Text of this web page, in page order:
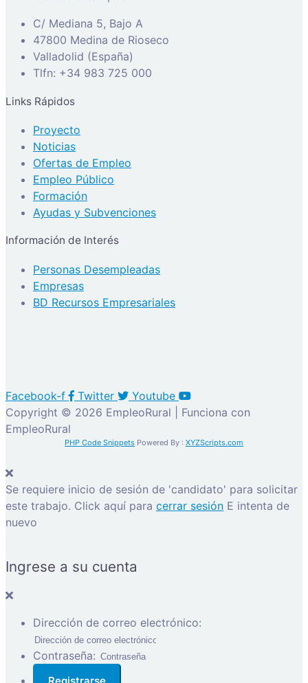
C/ Mediana 5, Bajo A
47800 Medina de Rioseco
Valladolid (España)
Tlfn: +34 983 725 000
Links Rápidos
Proyecto
Noticias
Ofertas de Empleo
Empleo Público
Formación
Ayudas y Subvenciones
Información de Interés
Personas Desempleadas
Empresas
BD Recursos Empresariales
Facebook-f Twitter
Youtube
Copyright © 2026 EmpleoRural | Funciona con
EmpleoRural
PHP Code Snippets Powered By : XYZScripts.com
Se requiere inicio de sesión de 'candidato' para solicitar
este trabajo. Click aquí para cerrar sesión E intenta de
nuevo
Ingrese a su cuenta
Dirección de correo electrónico:
Contraseña: